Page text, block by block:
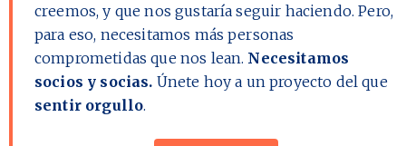
creemos, y que nos gustaría seguir haciendo. Pero,
para eso, necesitamos más personas
comprometidas que nos lean. Necesitamos
socios y socias. Únete hoy a un proyecto del que
sentir orgullo.